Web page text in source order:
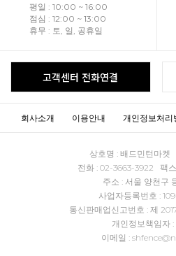
평일 : 10:00 ~ 16:00
점심 : 12:00 ~ 13:00
휴무 : 토, 일, 공휴일
고객센터 전화연결
회사소개 이용안내 개인정보처리
상호명 : 배드민턴마켓
전화 : 02-3663-3922 팩
주소 : 서울 양천구
사업자등록번호 :
통신판매업신고번호 : 제
개인정보책임자 :
이메일 :